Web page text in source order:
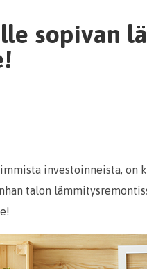
sopivan
investoinneista, on
talon